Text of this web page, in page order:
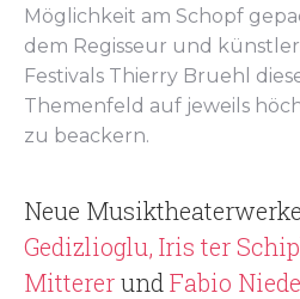
Möglichkeit am Schopf
dem Regisseur und
Festivals Thierry Bruehl
Themenfeld auf jeweils
zu beackern.
Neue
Gedizlioglu, Iris ter
Mittererund Fabio